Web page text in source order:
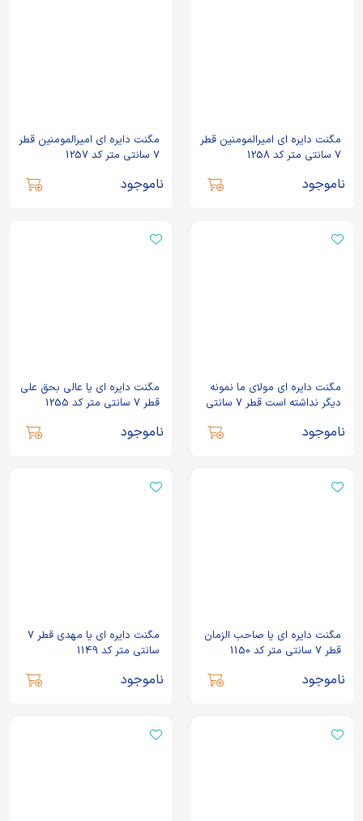
مگنت دایره ای امیرالمومنین قطر
7 سانتی متر کد 1258
ناموجود
مگنت دایره ای امیرالمومنین قطر
7 سانتی متر کد 1257
ناموجود
مگنت دایره ای مولای ما نمونه
دیگر نداشته است قطر 7 سانتی
ناموجود
مگنت دایره ای یا عالی بحق علی
قطر 7 سانتی متر کد 1255
ناموجود
مگنت دایره ای یا صاحب الزمان
قطر 7 سانتی متر کد 1150
ناموجود
مگنت دایره ای یا مهدی قطر 7
سانتی متر کد 1149
ناموجود